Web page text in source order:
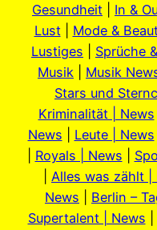
Gesundheit
In &
Lust| Mode &
Lustiges
Sprüche
Musik
Musik
Stars und
Kriminalität | News
News
Leute | News
Royals | News
Alles was zählt |
News
Berlin –
Supertalent | News